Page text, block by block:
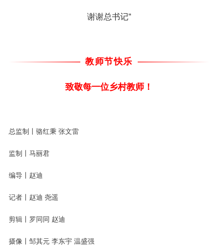
谢谢总书记”
教师节快乐
致敬每一位乡村教师！
总监制丨骆红秉 张文雷
监制 马丽君
编导 赵迪
记者丨 赵迪 尧遥
剪辑丨 罗同同 赵迪
摄像 邹其元 李东宇 温盛强